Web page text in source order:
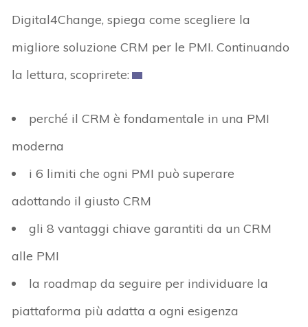
Digital4Change, spiega come scegliere la
migliore soluzione CRM per le PMI. Continuando
la lettura, scoprirete:
perché il CRM è fondamentale in una PMI
moderna
i 6 limiti che ogni PMI può superare
adottando il giusto CRM
gli 8 vantaggi chiave garantiti da un CRM
alle PMI
la roadmap da seguire per individuare la
piattaforma più adatta a ogni esigenza